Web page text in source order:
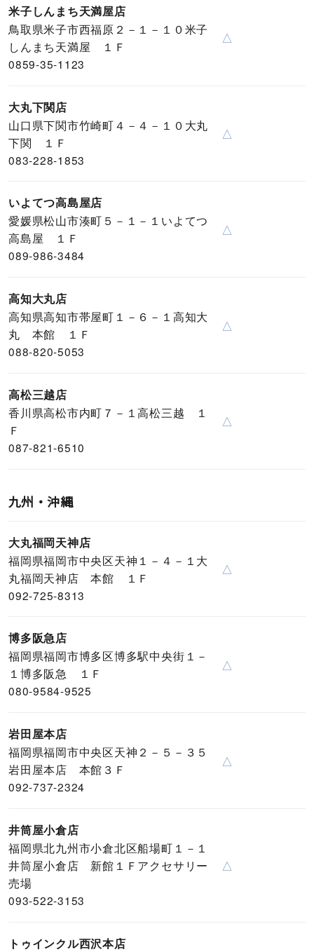
米子しんまち天満屋店
鳥取県米子市西福原２－１－１０米子
しんまち天満屋 １Ｆ
0859-35-1123
△
大丸下関店
山口県下関市竹崎町４－４－１０大丸
下関 １Ｆ
083-228-1853
△
いよてつ高島屋店
愛媛県松山市湊町５－１－１いよてつ
高島屋 １Ｆ
089-986-3484
△
高知大丸店
高知県高知市帯屋町１－６－１高知大
丸 本館 １Ｆ
088-820-5053
△
高松三越店
香川県高松市内町７－１高松三越 １
Ｆ
087-821-6510
△
九州・沖縄
大丸福岡天神店
福岡県福岡市中央区天神１－４－１大
丸福岡天神店 本館 １Ｆ
092-725-8313
△
博多阪急店
福岡県福岡市博多区博多駅中央街１－
１博多阪急 １Ｆ
080-9584-9525
△
岩田屋本店
福岡県福岡市中央区天神２－５－３５
岩田屋本店 本館３Ｆ
092-737-2324
△
井筒屋小倉店
福岡県北九州市小倉北区船場町１－１
井筒屋小倉店 新館１Ｆアクセサリー
売場
093-522-3153
△
トゥインクル西沢本店